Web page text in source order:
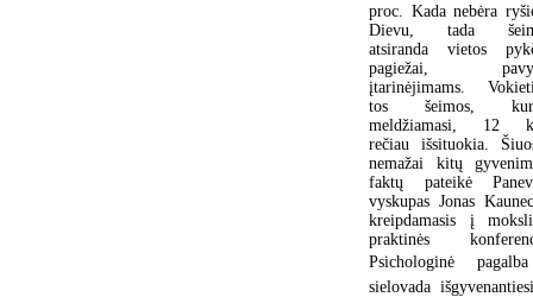
proc. Kada nebėra
Dievu, tada
atsiranda vietos
pagiežai,
įtarinėjimams.
tos šeimos,
meldžiamasi, 12
rečiau išsituokia.
nemažai kitų
faktų pateikė
vyskupas Jonas
kreipdamasis į
praktinės
Psichologinė
sielovada